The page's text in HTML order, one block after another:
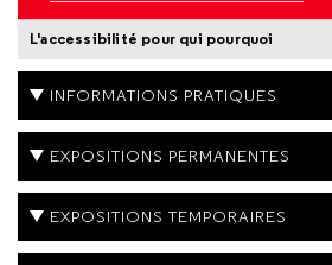
L'accessibilité pour qui pourquoi
INFORMATIONS PRATIQUES
EXPOSITIONS PERMANENTES
EXPOSITIONS TEMPORAIRES